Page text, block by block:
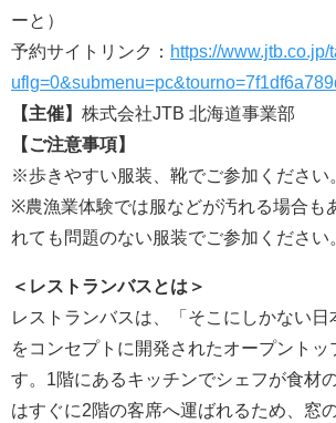
ーと）
予約サイトリンク： https://
【主催】 株式会社JTB 北海道事業部
【ご注意事項】
※歩きやすい服装、靴でご参加ください
※農漁業体験では服などが汚れる場合も
れても問題のない服装でご参加ください
＜レストランバスとは＞
レストランバスは、「そこにしかない日
をコンセプトに開発されたオープント
す。1階にあるキッチンでシェフが食材
はすぐに2階の客席へ運ばれるため、窓